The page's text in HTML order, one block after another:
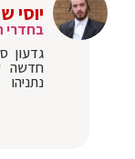
יוסי
בחדרי
גדעון
חדשה
נתניהו